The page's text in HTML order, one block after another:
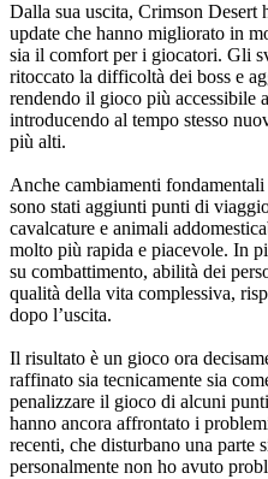
Dalla sua uscita, Crimson Desert
update che hanno migliorato in
sia il comfort per i giocatori. Gli
ritoccato la difficoltà dei boss e
rendendo il gioco più accessibile
introducendo al tempo stesso
più alti.
Anche cambiamenti
sono stati aggiunti punti di
cavalcature e animali
molto più rapida e piacevole. In
su combattimento, abilità dei
qualità della vita complessiva,
dopo l’uscita.
Il risultato è un gioco ora
raffinato sia tecnicamente sia
penalizzare il gioco di alcuni
hanno ancora affrontato i
recenti, che disturbano una
personalmente non ho avuto